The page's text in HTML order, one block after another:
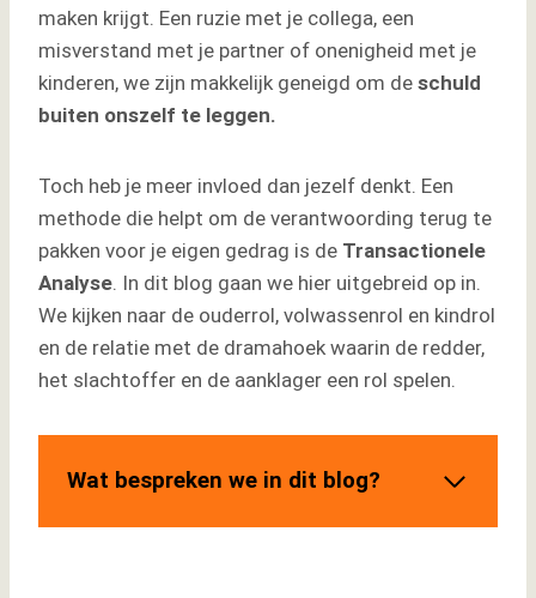
maken krijgt. Een ruzie met je collega, een
misverstand met je partner of onenigheid met je
kinderen, we zijn makkelijk geneigd om de schuld
buiten onszelf te leggen.
Toch heb je meer invloed dan jezelf denkt. Een
methode die helpt om de verantwoording terug te
pakken voor je eigen gedrag is de Transactionele
Analyse. In dit blog gaan we hier uitgebreid op in.
We kijken naar de ouderrol, volwassenrol en kindrol
en de relatie met de dramahoek waarin de redder,
het slachtoffer en de aanklager een rol spelen.
Wat bespreken we in dit blog?